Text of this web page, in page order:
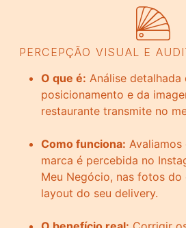
PERCEPÇÃO VISUAL E
O que é: Análise detalhada
posicionamento e da
restaurante transmite no
Como funciona: Avaliamos
marca é percebida no
Meu Negócio, nas fotos do
layout do seu delivery.